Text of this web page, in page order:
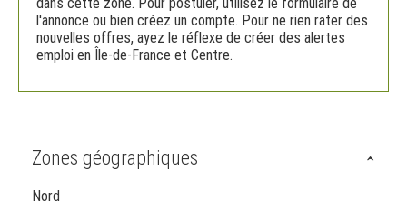
l'annonce ou bien créez un compte. Pour ne rien rater des
nouvelles offres, ayez le réflexe de créer des alertes
emploi en Île-de-France et Centre.
Zones géographiques
Nord